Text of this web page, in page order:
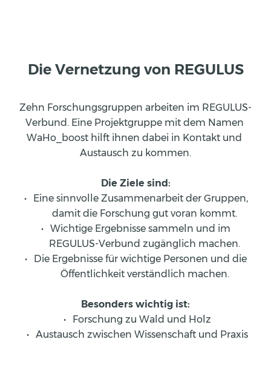
Die Vernetzung von REGULUS
Zehn Forschungsgruppen arbeiten im REGULUS-
Verbund. Eine Projektgruppe mit dem Namen
WaHo_boost hilft ihnen dabei in Kontakt und
Austausch zu kommen.
Die Ziele sind:
Eine sinnvolle Zusammenarbeit der Gruppen,
damit die Forschung gut voran kommt.
Wichtige Ergebnisse sammeln und im
REGULUS-Verbund zugänglich machen.
Die Ergebnisse für wichtige Personen und die
Öffentlichkeit verständlich machen.
Besonders wichtig ist:
Forschung zu Wald und Holz
Austausch zwischen Wissenschaft und Praxis